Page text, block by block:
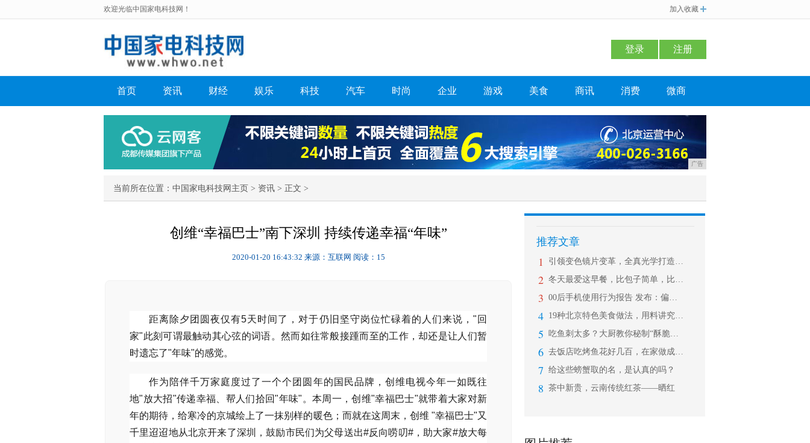
欢迎光临中国家电科技网！ 加入收藏
登录 注册
首页 资讯 财经 娱乐 科技 汽车 时尚 企业 游戏 美食 商讯 消费 微商
广告
当前所在位置： 中国家电科技网主页 > 资讯 > 正文 >
创维“幸福巴士”南下深圳 持续传递幸福“年味”
2020-01-20 16:43:32 来源：互联网 阅读：15
距离除夕团圆夜仅有5天时间了，对于仍旧坚守岗位忙碌着的人们来说，"回
家"此刻可谓最触动其心弦的词语。然而如往常般接踵而至的工作，却还是让人们暂
时遗忘了"年味"的感觉。
作为陪伴千万家庭度过了一个个团圆年的国民品牌，创维电视今年一如既往
地"放大招"传递幸福、帮人们拾回"年味"。本周一，创维"幸福巴士"就带着大家对新
年的期待，给寒冷的京城绘上了一抹别样的暖色；而就在这周末，创维 "幸福巴士"又
千里迢迢地从北京开来了深圳，鼓励市民们为父母送出#反向唠叨#，助大家#放大每
推荐文章
1 引领变色镜片变革，全真光学打造时尚新
2 冬天最爱这早餐，比包子简单，比油条好
3 00后手机使用行为报告 发布：偏爱古
4 19种北京特色美食做法，用料讲究、制
5 吃鱼刺太多？大厨教你秘制“酥脆鱼”，
6 去饭店吃烤鱼花好几百，在家做成本不到
7 给这些螃蟹取的名，是认真的吗？
8 茶中新贵，云南传统红茶——晒红